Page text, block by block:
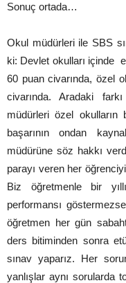
Sonuç ortada…
Okul müdürleri ile SBS
ki: Devlet okulları içinde
60 puan civarında, özel
civarında. Aradaki
müdürleri özel okulların
başarının ondan
müdürüne söz hakkı
parayı veren her
Biz öğretmenle bir
performansı
öğretmen her gün
ders bitiminden sonra
sınav yaparız. Her
yanlışlar aynı sorularda